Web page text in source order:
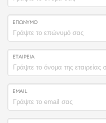
ΕΠΏΝΥΜΟ
ΕΤΑΙΡΕΊΑ
EMAIL